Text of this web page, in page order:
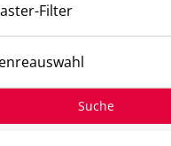
Filter
Suche